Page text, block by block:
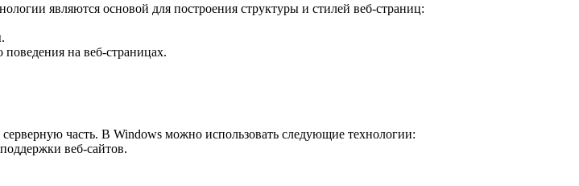
являются основой для построения структуры и стилей веб-страниц:
на веб-страницах.
часть. В Windows можно использовать следующие технологии:
веб-сайтов.